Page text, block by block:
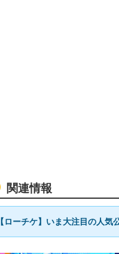
関連情報
【ローチケ】いま大注目の人気